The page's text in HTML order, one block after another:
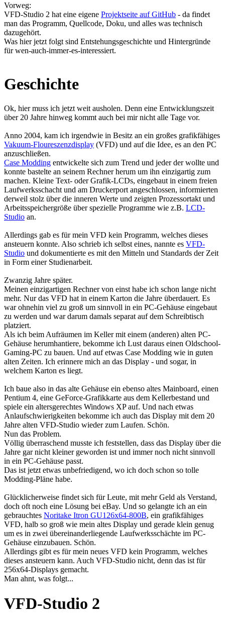
Vorweg:
VFD-Studio 2 hat eine eigene Projektseite auf GitHub - da findet
man das Programm, Quellcode, Doku, und alles was technisch
dazugehört.
Was hier jetzt folgt sind Entstehungsgeschichte und Hintergründe
für wen-auch-immer-es-interessiert.
Geschichte
Ok, hier muss ich jetzt weit ausholen. Denn eine Entwicklungszeit
über 20 Jahre hinweg kommt auch bei mir nicht alle Tage vor.
Anno 2004, kam ich irgendwie in Besitz an ein großes grafikfähiges
Vakuum-Floureszenzdisplay (VFD) und auf die Idee, es an den PC
anzuschließen.
Case Modding entwickelte sich zum Trend und jeder der wollte und
konnte bastelte an seinem Rechner herum um ihn einzigartig zum
machen. Kleine Text- oder Grafik-LCDs, eingebaut in einem freien
Laufwerksschacht und am Druckerport angeschlossen, informierten
derweil stolz über die inneren Werte und zeigten Prozessortakt und
Arbeitsspeichergröße über spezielle Programme wie z.B. LCD-
Studio an.
Allerdings gab es für mein VFD kein Programm, welches dieses
ansteuern konnte. Also schrieb ich selbst eines, nannte es VFD-
Studio und dokumentierte es mit den Mitteln und Standards der Zeit
in Form einer Studienarbeit.
Zwanzig Jahre später.
Meinen einzigartigen Rechner von einst habe ich schon lange nicht
mehr. Nur das VFD hat in einem Karton die Jahre überdauert. Es
war ohnehin viel zu groß um sinnvoll in ein PC-Gehäuse eingebaut
zu werden und war darum damals separat auf dem Schreibtisch
platziert.
Als ich beim Aufräumen im Keller mit einem (anderen) alten PC-
Gehäuse herumhantiere, bekomme ich Lust daraus einen Oldschool-
Gaming-PC zu bauen. Und auf etwas Case Modding wie in guten
alten Zeiten. Ich erinnere mich an das Display - und sogar, in
welchem Karton es liegt.
Ich baue also in das alte Gehäuse ein ebenso altes Mainboard, einen
Pentium 4, eine GeForce-Grafikkarte aus dem Kellerbestand und
spiele ein altersgerechtes Windows XP auf. Und nach etwas
Anlaufschwierigkeiten bekomme ich auch das Display mit dem 20
Jahre alten VFD-Studio wieder zum Laufen. Schön.
Nun das Problem.
Völlig überraschend musste ich feststellen, dass das Display über die
Jahre gar nicht kleiner geworden ist und immer noch nicht sinnvoll
in ein PC-Gehäuse passt.
Das ist jetzt etwas unbefriedigend, wo ich doch schon so tolle
Modding-Pläne habe.
Glücklicherweise findet sich für Leute, mit mehr Geld als Verstand,
doch oft noch eine Lösung bei eBay. Und so gelangte ich an ein
gebrauchtes Noritake Itron GU126x64-800B, ein grafikfähiges
VFD, halb so groß wie mein altes Display und gerade klein genug
um es in zwei übereinanderliegende Laufwerksschächte im PC-
Gehäuse einzubauen. Schön.
Allerdings gibt es für mein neues VFD kein Programm, welches
dieses ansteuern kann. Auch VFD-Studio nicht, denn das ist für
256x64-Displays gemacht.
Man ahnt, was folgt...
VFD-Studio 2